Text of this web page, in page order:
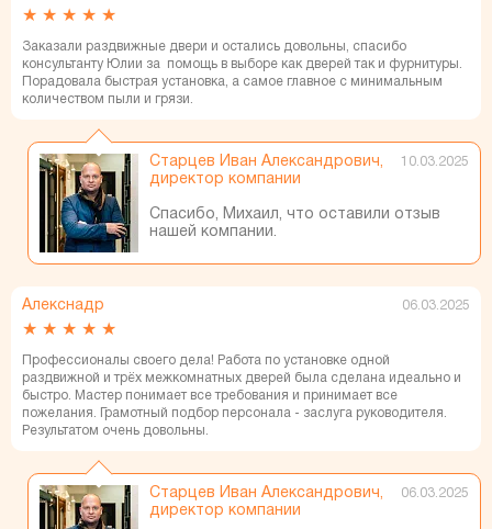
★ ★ ★ ★ ★
Заказали раздвижные двери и остались довольны, спасибо
консультанту Юлии за помощь в выборе как дверей так и фурнитуры.
Порадовала быстрая установка, а самое главное с минимальным
количеством пыли и грязи.
Старцев Иван Александрович,
директор компании
10.03.2025
Спасибо, Михаил, что оставили отзыв
нашей компании.
Алекснадр 06.03.2025
★ ★ ★ ★ ★
Профессионалы своего дела! Работа по установке одной
раздвижной и трёх межкомнатных дверей была сделана идеально и
быстро. Мастер понимает все требования и принимает все
пожелания. Грамотный подбор персонала - заслуга руководителя.
Результатом очень довольны.
Старцев Иван Александрович,
директор компании
06.03.2025